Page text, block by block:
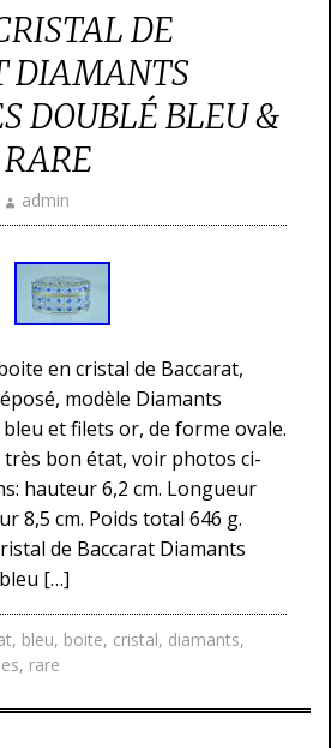
DE
DIAMANTS
DOUBLÉ BLEU &
admin
en cristal de Baccarat,
modèle Diamants
et filets or, de forme ovale.
très bon état, voir photos ci-
hauteur 6,2 cm. Longueur
8,5 cm. Poids total 646 g.
de Baccarat Diamants
[…]
, bleu, boite, cristal, diamants,
, rare